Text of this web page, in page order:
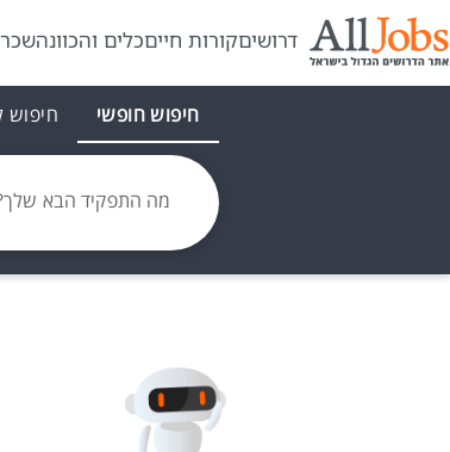
דרושיםקורות חייםכלים והכוונהשכר
חיפוש חופשי חיפוש
מה התפקיד הבא